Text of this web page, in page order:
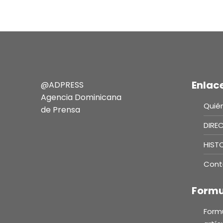
@ADPRESS
Agencia Dominicana
de Prensa